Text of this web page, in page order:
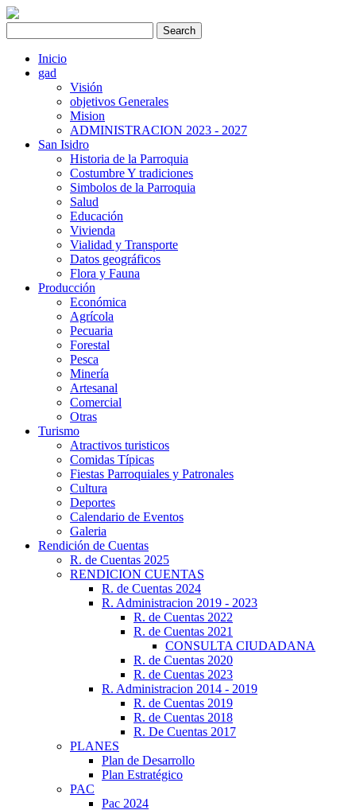
Inicio
gad
Visión
objetivos Generales
Mision
ADMINISTRACION 2023 - 2027
San Isidro
Historia de la Parroquia
Costumbre Y tradiciones
Simbolos de la Parroquia
Salud
Educación
Vivienda
Vialidad y Transporte
Datos geográficos
Flora y Fauna
Producción
Económica
Agrícola
Pecuaria
Forestal
Pesca
Minería
Artesanal
Comercial
Otras
Turismo
Atractivos turisticos
Comidas Típicas
Fiestas Parroquiales y Patronales
Cultura
Deportes
Calendario de Eventos
Galeria
Rendición de Cuentas
R. de Cuentas 2025
RENDICION CUENTAS
R. de Cuentas 2024
R. Administracion 2019 - 2023
R. de Cuentas 2022
R. de Cuentas 2021
CONSULTA CIUDADANA
R. de Cuentas 2020
R. de Cuentas 2023
R. Administracion 2014 - 2019
R. de Cuentas 2019
R. de Cuentas 2018
R. De Cuentas 2017
PLANES
Plan de Desarrollo
Plan Estratégico
PAC
Pac 2024